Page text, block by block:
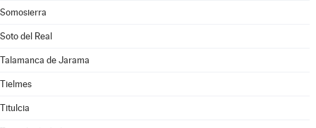
Somosierra
Soto del Real
Talamanca de Jarama
Tielmes
Titulcia